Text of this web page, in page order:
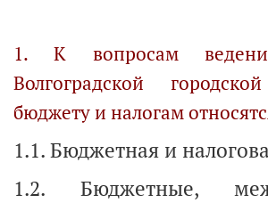
1. К вопросам
Волгоградской
бюджету и налогам
1.1. Бюджетная и
1.2. Бюджетные,